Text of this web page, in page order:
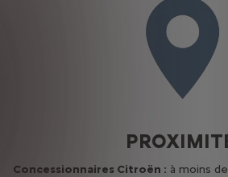
Concessionnaires Citroën : à moins de